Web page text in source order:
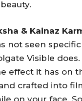
& Kainaz
not seen
Visible
effect it has on
crafted into
on your face.